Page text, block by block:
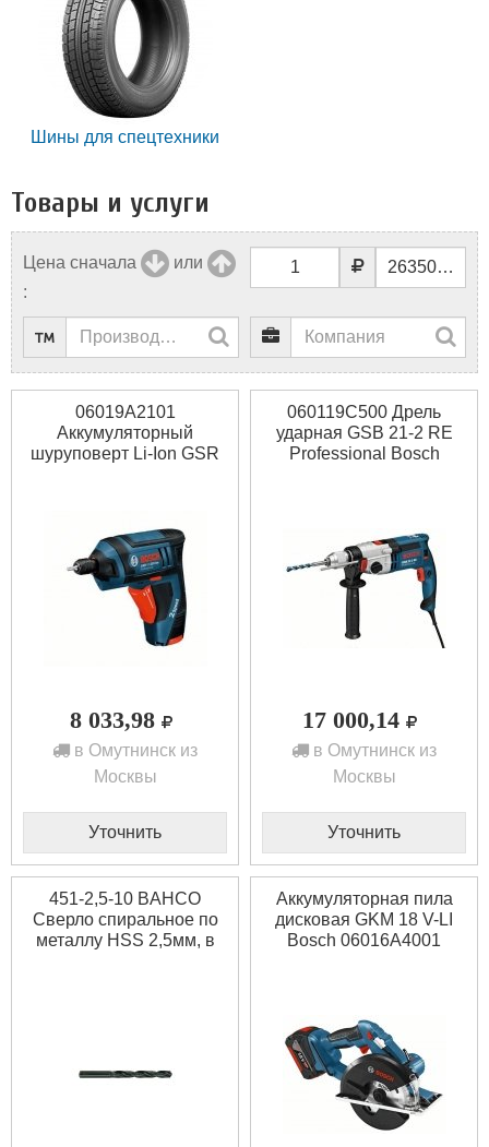
Шины для спецтехники
Товары и услуги
Цена сначала
или
:
06019A2101
Аккумуляторный
шуруповерт Li-Ion GSR
8 033,98
в Омутнинск из
Москвы
Уточнить
060119C500 Дрель
ударная GSB 21-2 RE
Professional Bosch
17 000,14
в Омутнинск из
Москвы
Уточнить
451-2,5-10 BAHCO
Сверло спиральное по
металлу HSS 2,5мм, в
Аккумуляторная пила
дисковая GKM 18 V-LI
Bosch 06016A4001